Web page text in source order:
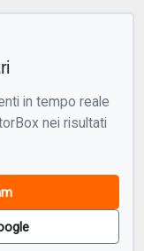
in tempo reale
nei risultati